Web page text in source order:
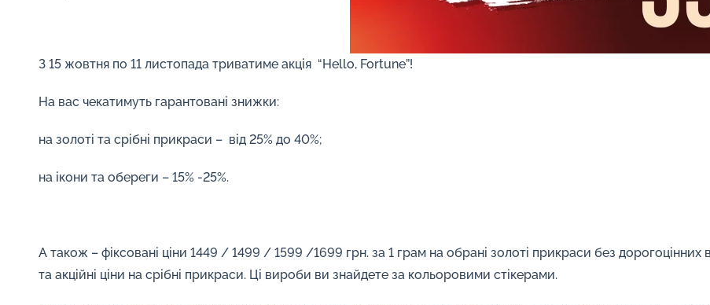
З 15 жовтня по 11 листопада триватиме акція “Hello, Fortune”!
На вас чекатимуть гарантовані знижки:
на золоті та срібні прикраси – від 25% до 40%;
на ікони та обереги – 15% -25%.
А також – фіксовані ціни 1449 / 1499 / 1599 /1699 грн. за 1 грам на обрані золоті прикраси без дорогоцінних
та акційні ціни на срібні прикраси. Ці вироби ви знайдете за кольоровими стікерами.